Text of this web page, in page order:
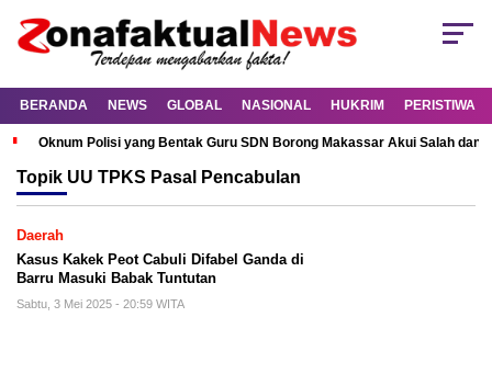
BERANDA NEWS GLOBAL NASIONAL HUKRIM PERISTIWA
Oknum Polisi yang Bentak Guru SDN Borong Makassar Akui Salah dan
Topik UU TPKS Pasal Pencabulan
Daerah
Kasus Kakek Peot Cabuli Difabel Ganda di
Barru Masuki Babak Tuntutan
Sabtu, 3 Mei 2025 - 20:59 WITA